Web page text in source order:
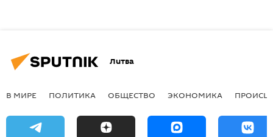
Литва
В МИРЕ ПОЛИТИКА ОБЩЕСТВО ЭКОНОМИКА